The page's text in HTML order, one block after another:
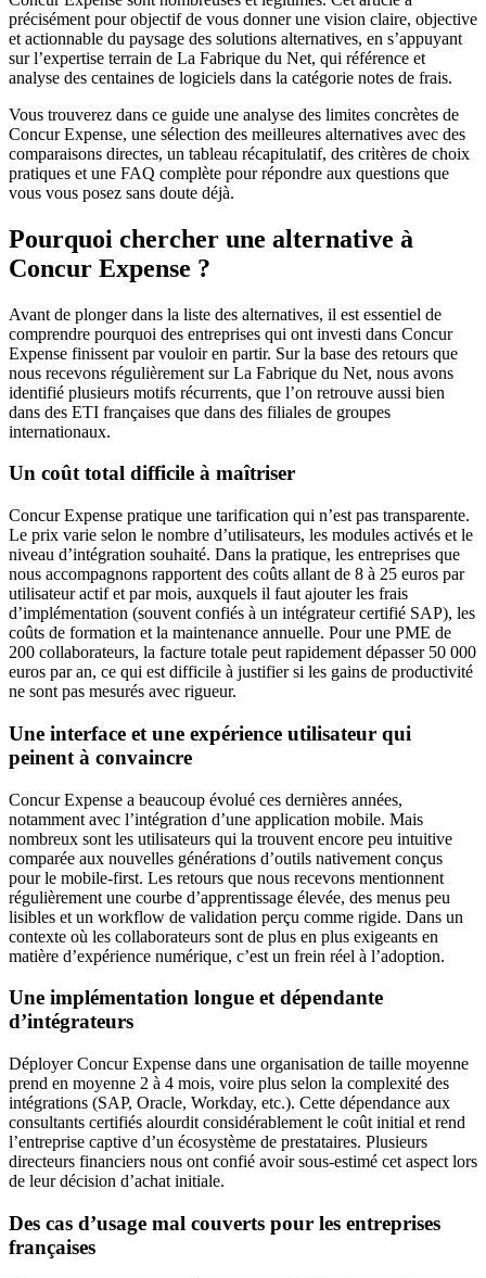
précisément pour objectif de vous donner une vision claire, objective
et actionnable du paysage des solutions alternatives, en s’appuyant
sur l’expertise terrain de La Fabrique du Net, qui référence et
analyse des centaines de logiciels dans la catégorie notes de frais.
Vous trouverez dans ce guide une analyse des limites concrètes de
Concur Expense, une sélection des meilleures alternatives avec des
comparaisons directes, un tableau récapitulatif, des critères de choix
pratiques et une FAQ complète pour répondre aux questions que
vous vous posez sans doute déjà.
Pourquoi chercher une alternative à
Concur Expense ?
Avant de plonger dans la liste des alternatives, il est essentiel de
comprendre pourquoi des entreprises qui ont investi dans Concur
Expense finissent par vouloir en partir. Sur la base des retours que
nous recevons régulièrement sur La Fabrique du Net, nous avons
identifié plusieurs motifs récurrents, que l’on retrouve aussi bien
dans des ETI françaises que dans des filiales de groupes
internationaux.
Un coût total difficile à maîtriser
Concur Expense pratique une tarification qui n’est pas transparente.
Le prix varie selon le nombre d’utilisateurs, les modules activés et le
niveau d’intégration souhaité. Dans la pratique, les entreprises que
nous accompagnons rapportent des coûts allant de 8 à 25 euros par
utilisateur actif et par mois, auxquels il faut ajouter les frais
d’implémentation (souvent confiés à un intégrateur certifié SAP), les
coûts de formation et la maintenance annuelle. Pour une PME de
200 collaborateurs, la facture totale peut rapidement dépasser 50 000
euros par an, ce qui est difficile à justifier si les gains de productivité
ne sont pas mesurés avec rigueur.
Une interface et une expérience utilisateur qui
peinent à convaincre
Concur Expense a beaucoup évolué ces dernières années,
notamment avec l’intégration d’une application mobile. Mais
nombreux sont les utilisateurs qui la trouvent encore peu intuitive
comparée aux nouvelles générations d’outils nativement conçus
pour le mobile-first. Les retours que nous recevons mentionnent
régulièrement une courbe d’apprentissage élevée, des menus peu
lisibles et un workflow de validation perçu comme rigide. Dans un
contexte où les collaborateurs sont de plus en plus exigeants en
matière d’expérience numérique, c’est un frein réel à l’adoption.
Une implémentation longue et dépendante
d’intégrateurs
Déployer Concur Expense dans une organisation de taille moyenne
prend en moyenne 2 à 4 mois, voire plus selon la complexité des
intégrations (SAP, Oracle, Workday, etc.). Cette dépendance aux
consultants certifiés alourdit considérablement le coût initial et rend
l’entreprise captive d’un écosystème de prestataires. Plusieurs
directeurs financiers nous ont confié avoir sous-estimé cet aspect lors
de leur décision d’achat initiale.
Des cas d’usage mal couverts pour les entreprises
françaises